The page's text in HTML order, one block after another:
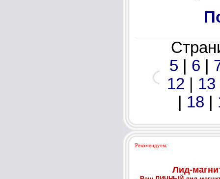
5 | 6 |
12 | 13
| 18 |
Рекомендуем: